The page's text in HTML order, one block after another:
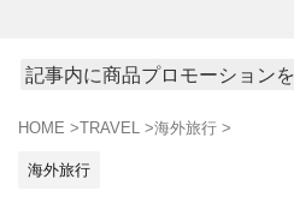
記事内に商品プロモーション
HOME >TRAVEL >海外旅行 >
海外旅行